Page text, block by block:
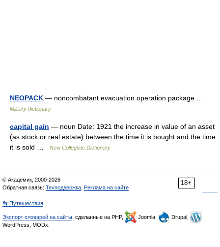
NEOPACK — noncombatant evacuation operation package …
Military dictionary
capital gain — noun Date: 1921 the increase in value of an asset
(as stock or real estate) between the time it is bought and the time
it is sold …
New Collegiate Dictionary
18+
© Академик, 2000-2026
Обратная связь: Техподдержка Реклама на сайте
👣 Путешествия
Экспорт словарей на сайты , сделанные на PHP, Joomla,
Drupal,
WordPress, MODx.